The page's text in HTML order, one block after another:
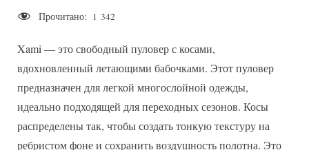
Прочитано: 1 342
Xami — это свободный пуловер с косами,
вдохновленный летающими бабочками. Этот пуловер
предназначен для легкой многослойной одежды,
идеально подходящей для переходных сезонов. Косы
распределены так, чтобы создать тонкую текстуру на
ребристом фоне и сохранить воздушность полотна. Это